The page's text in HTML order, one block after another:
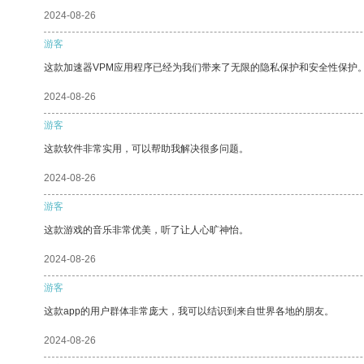
2024-08-26
游客
这款加速器VPM应用程序已经为我们带来了无限的隐私保护和安全性保护
2024-08-26
游客
这款软件非常实用，可以帮助我解决很多问题。
2024-08-26
游客
这款游戏的音乐非常优美，听了让人心旷神怡。
2024-08-26
游客
这款app的用户群体非常庞大，我可以结识到来自世界各地的朋友。
2024-08-26